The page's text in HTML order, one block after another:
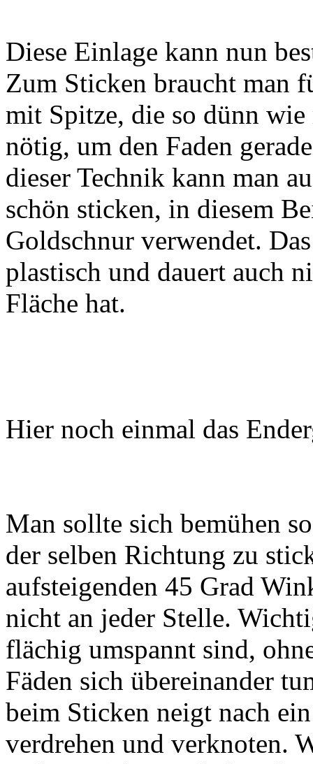
Diese Einlage kann nun
Zum Sticken braucht man
mit Spitze, die so dünn
nötig, um den Faden
dieser Technik kann man
schön sticken, in diesem
Goldschnur verwendet.
plastisch und dauert auch
Fläche hat.
Hier noch einmal das
Man sollte sich bemühen
der selben Richtung zu
aufsteigenden 45 Grad
nicht an jeder Stelle.
flächig umspannt sind,
Fäden sich übereinander
beim Sticken neigt nach
verdrehen und verknoten.